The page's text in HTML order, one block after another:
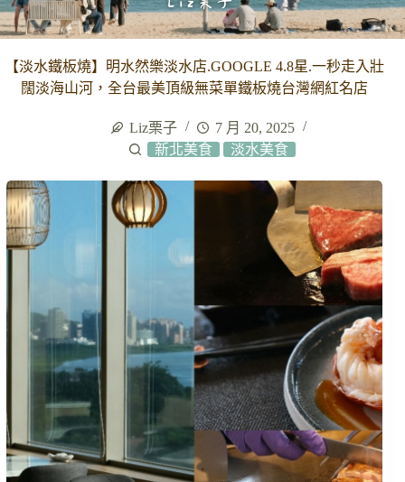
【淡水鐵板燒】明水然樂淡水店.GOOGLE 4.8星.一秒走入壯
闊淡海山河，全台最美頂級無菜單鐵板燒台灣網紅名店
Liz栗子
7 月 20, 2025
新北美食
淡水美食